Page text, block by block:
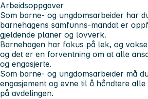
Arbeidsoppgaver
Som barne- og ungdomsarbeider har
barnehagens samfunns-mandat er
gjeldende planer og lovverk.
Barnehagen har fokus på lek, og
og det er en forventning om at alle
og engasjerte.
Som barne- og ungdomsarbeider må
engasjement og evne til å håndtere
på avdelingen.